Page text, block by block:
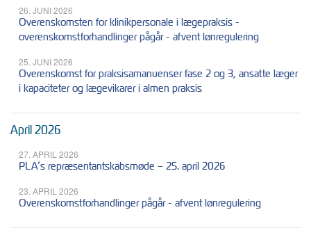
26. JUNI 2026
Overenskomsten for klinikpersonale i lægepraksis -
overenskomstforhandlinger pågår - afvent lønregulering
25. JUNI 2026
Overenskomst for praksisamanuenser fase 2 og 3, ansatte læger
i kapaciteter og lægevikarer i almen praksis
April 2026
27. APRIL 2026
PLA’s repræsentantskabsmøde – 25. april 2026
23. APRIL 2026
Overenskomstforhandlinger pågår - afvent lønregulering